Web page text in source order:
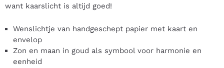
want kaarslicht is altijd goed!
Wenslichtje van handgeschept papier met kaart en
envelop
Zon en maan in goud als symbool voor harmonie en
eenheid